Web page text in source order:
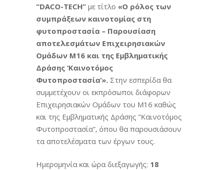
“DACO-TECH” με τίτλο «Ο ρόλος των
συμπράξεων καινοτομίας στη
φυτοπροστασία – Παρουσίαση
αποτελεσμάτων Επιχειρησιακών
Ομάδων Μ16 και της Εμβληματικής
Δράσης ‘Καινοτόμος
Φυτοπροστασία’». Στην εσπερίδα θα
συμμετέχουν οι εκπρόσωποι διάφορων
Επιχειρησιακών Ομάδων του Μ16 καθώς
και της Εμβληματικής Δράσης “Καινοτόμος
Φυτοπροστασία”, όπου θα παρουσιάσουν
τα αποτελέσματα των έργων τους.
Ημερομηνία και ώρα διεξαγωγής: 18